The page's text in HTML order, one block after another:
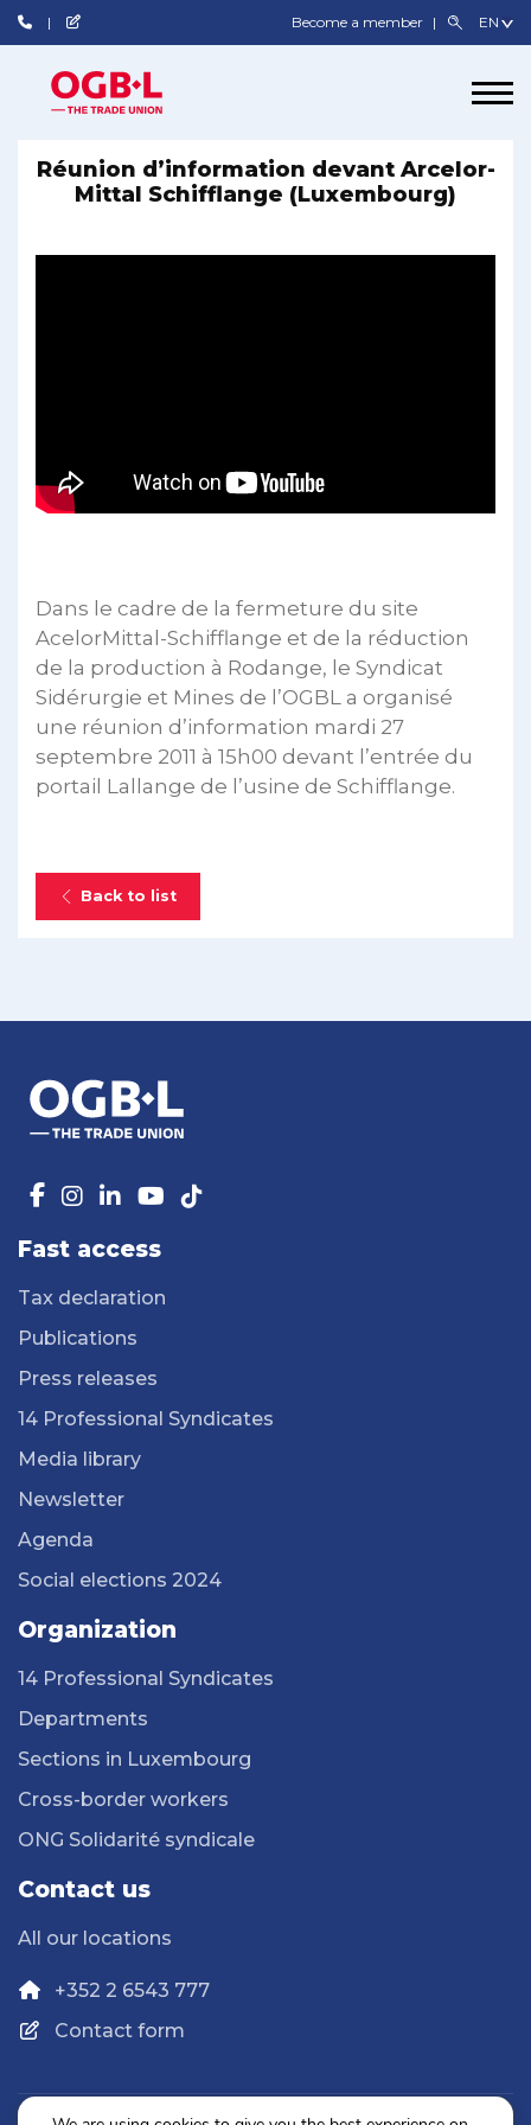
Become a member
Réunion d’information devant Arcelor-
Mittal Schifflange (Luxembourg)
Dans le cadre de la fermeture du site
AcelorMittal-Schifflange et de la réduction
de la production à Rodange, le Syndicat
Sidérurgie et Mines de l’OGBL a organisé
une réunion d’information mardi 27
septembre 2011 à 15h00 devant l’entrée du
portail Lallange de l’usine de Schifflange.
Back to list
Fast access
Tax declaration
Publications
Press releases
14 Professional Syndicates
Media library
Newsletter
Agenda
Social elections 2024
Organization
14 Professional Syndicates
Departments
Sections in Luxembourg
Cross-border workers
ONG Solidarité syndicale
Contact us
All our locations
+352 2 6543 777
Contact form